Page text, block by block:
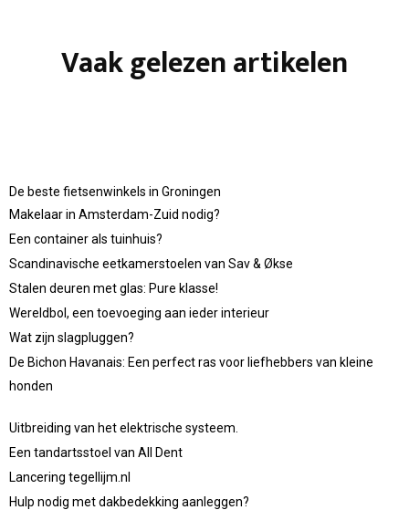
Vaak gelezen artikelen
De beste fietsenwinkels in Groningen
Makelaar in Amsterdam-Zuid nodig?
Een container als tuinhuis?
Scandinavische eetkamerstoelen van Sav & Økse
Stalen deuren met glas: Pure klasse!
Wereldbol, een toevoeging aan ieder interieur
Wat zijn slagpluggen?
De Bichon Havanais: Een perfect ras voor liefhebbers van kleine
honden
Uitbreiding van het elektrische systeem.
Een tandartsstoel van All Dent
Lancering tegellijm.nl
Hulp nodig met dakbedekking aanleggen?